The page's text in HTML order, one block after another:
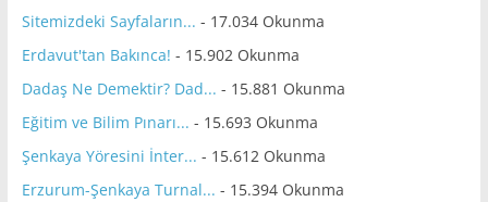
Sitemizdeki Sayfaların... - 17.034 Okunma
Erdavut'tan Bakınca! - 15.902 Okunma
Dadaş Ne Demektir? Dad... - 15.881 Okunma
Eğitim ve Bilim Pınarı... - 15.693 Okunma
Şenkaya Yöresini İnter... - 15.612 Okunma
Erzurum-Şenkaya Turnal... - 15.394 Okunma